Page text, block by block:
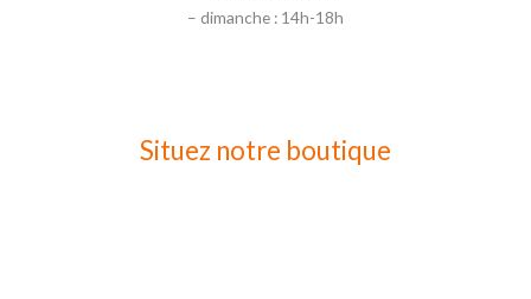
– dimanche : 14h-18h
Situez notre boutique